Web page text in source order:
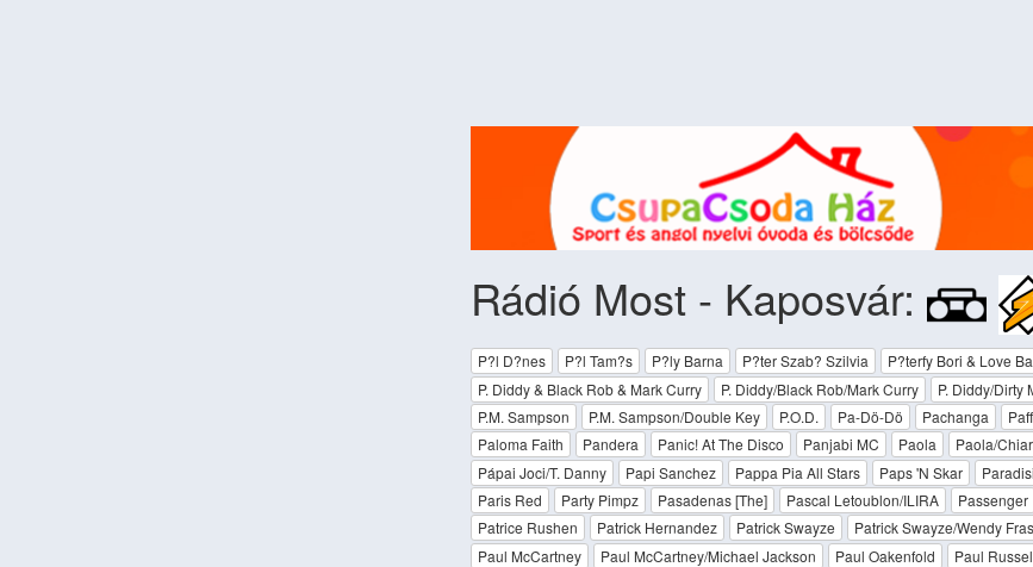
Rádió Most - Kaposvár:
P?l D?nes P?l Tam?s P?ly Barna P?ter Szab? Szilvia P?terfy Bori & Love
P. Diddy & Black Rob & Mark Curry
P. Diddy/Black Rob/Mark Curry P. Diddy/Dirty
P.M. Sampson
P.M. Sampson/Double Key P.O.D. Pa-Dö-Dö Pachanga
Paloma Faith
Pandera Panic! At The Disco Panjabi MC Paola Paola/
Pápai Joci/T. Danny
Papi Sanchez Pappa Pia All Stars Paps 'N Skar
Paris Red
Party Pimpz Pasadenas [The] Pascal Letoublon/ILIRA Passenger
Patrice Rushen
Patrick Hernandez Patrick Swayze Patrick Swayze/Wendy
Paul McCartney
Paul McCartney/Michael Jackson Paul Oakenfold Paul